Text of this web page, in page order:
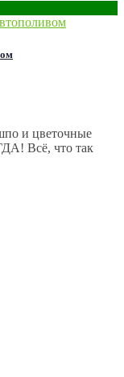
и цветочные
Всё, что так